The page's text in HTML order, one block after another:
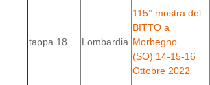
tappa 18 Lombardia
115° mostra del
BITTO a
Morbegno
(SO) 14-15-16
Ottobre 2022